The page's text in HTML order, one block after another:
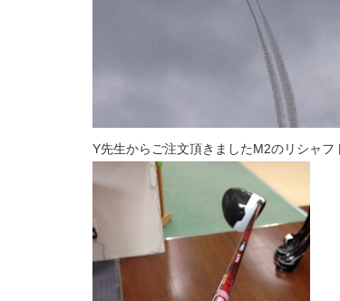
Y先生からご注文頂きましたM2のリシャフ